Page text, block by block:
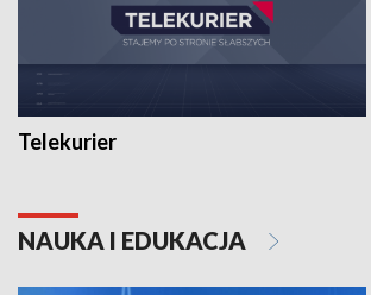
Telekurier
NAUKA I EDUKACJA